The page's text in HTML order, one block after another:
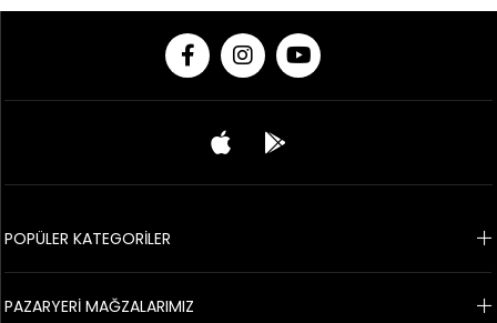
POPÜLER KATEGORİLER
PAZARYERİ MAĞZALARIMIZ